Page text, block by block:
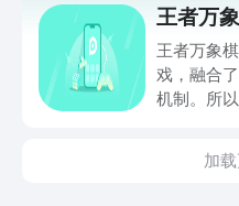
址，帮助
界中，召
王者万
王者万象
戏，融合
机制。所
折轻操作
加